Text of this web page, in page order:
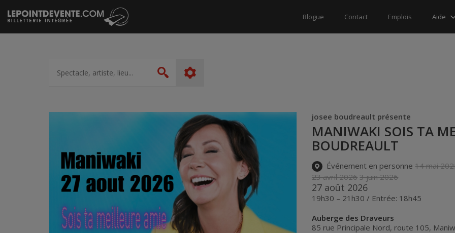
Passer
au
contenu
Blogue Contact Emplois Aide
artiste,
lieu...
Rechercher
josee boudreault présente
MANIWAKI SOIS TA
BOUDREAULT
Événement en personne14 mai
23 avril 2026 3 juin 2026
27 août 2026
19h30 – 21h30 / Entrée: 18h45
Auberge des Draveurs
85 rue Principale Nord, route 105,